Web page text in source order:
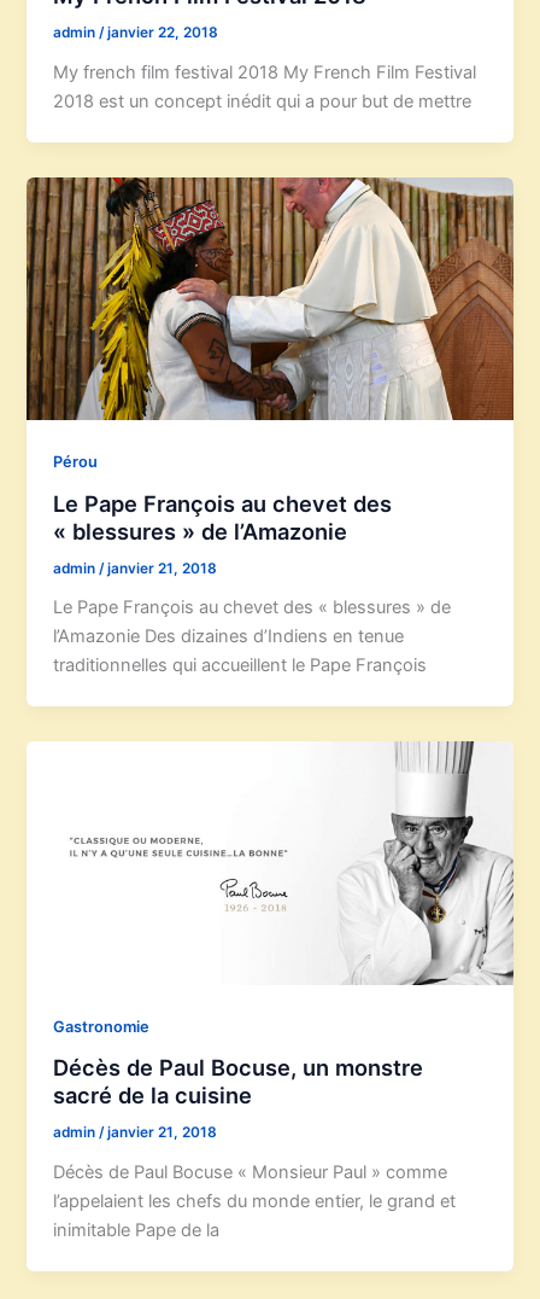
admin/janvier 22, 2018
My french film festival 2018 My French Film Festival
2018 est un concept inédit qui a pour but de mettre
Pérou
Le Pape François au chevet des
« blessures » de l’Amazonie
admin /janvier 21, 2018
Le Pape François au chevet des « blessures » de
l’Amazonie Des dizaines d’Indiens en tenue
traditionnelles qui accueillent le Pape François
Gastronomie
Décès de Paul Bocuse, un monstre
sacré de la cuisine
admin/janvier 21, 2018
Décès de Paul Bocuse « Monsieur Paul » comme
l’appelaient les chefs du monde entier, le grand et
inimitable Pape de la